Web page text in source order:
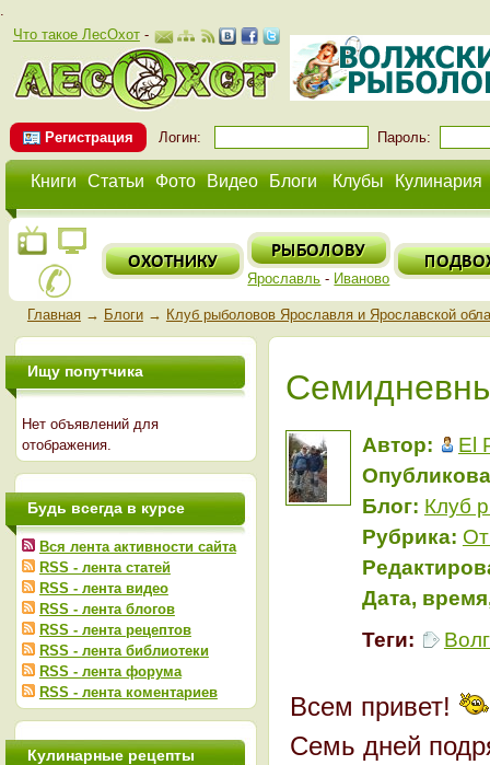
.
Что такое ЛесОхот-
Регистрация Логин: Пароль:
Книги Статьи Фото Видео Блоги Клубы Кулинария
Ярославль - Иваново
Главная→ Блоги→ Клуб рыболовов Ярославля и Ярославской
Автор:
El
Блог: Клуб
Рубрика:
Дата,
Теги:
Всем привет!
Семь дней
Ищу попутчика
Нет объявлений для
отображения.
Будь всегда в курсе
Вся лента активности сайта
RSS - лента статей
RSS - лента видео
RSS - лента блогов
RSS - лента рецептов
RSS - лента библиотеки
RSS - лента форума
RSS - лента коментариев
Кулинарные рецепты